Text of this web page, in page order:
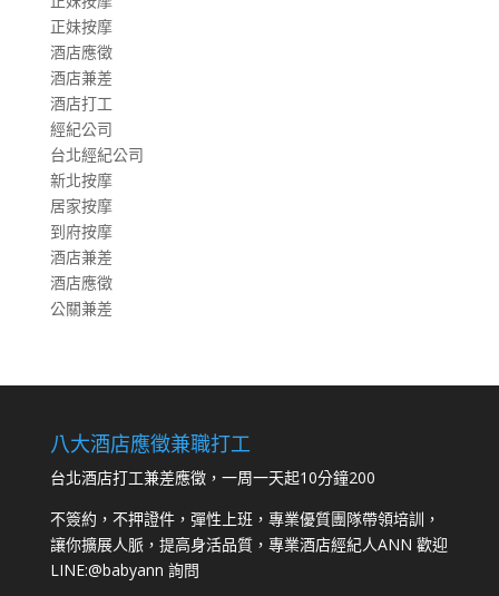
正妹按摩
酒店應徵
酒店兼差
酒店打工
經紀公司
台北經紀公司
新北按摩
居家按摩
到府按摩
酒店兼差
酒店應徵
公關兼差
八大酒店應徵兼職打工
台北酒店打工兼差應徵，一周一天起10分鐘200
不簽約，不押證件，彈性上班，專業優質團隊帶領培訓，
讓你擴展人脈，提高身活品質，專業酒店經紀人ANN 歡迎
LINE:@babyann 詢問